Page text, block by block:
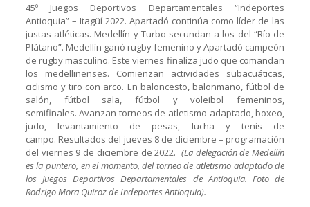
45º Juegos Deportivos Departamentales “Indeportes
Antioquia” – Itagüí 2022. Apartadó continúa como líder de las
justas atléticas. Medellín y Turbo secundan a los del “Río de
Plátano”. Medellín ganó rugby femenino y Apartadó campeón
de rugby masculino. Este viernes finaliza judo que comandan
los medellinenses. Comienzan actividades subacuáticas,
ciclismo y tiro con arco. En baloncesto, balonmano, fútbol de
salón, fútbol sala, fútbol y voleibol femeninos,
semifinales. Avanzan torneos de atletismo adaptado, boxeo,
judo, levantamiento de pesas, lucha y tenis de
campo. Resultados del jueves 8 de diciembre – programación
del viernes 9 de diciembre de 2022. (La delegación de Medellín
es la puntero, en el momento, del torneo de atletismo adaptado de
los Juegos Deportivos Departamentales de Antioquia. Foto de
Rodrigo Mora Quiroz de Indeportes Antioquia).